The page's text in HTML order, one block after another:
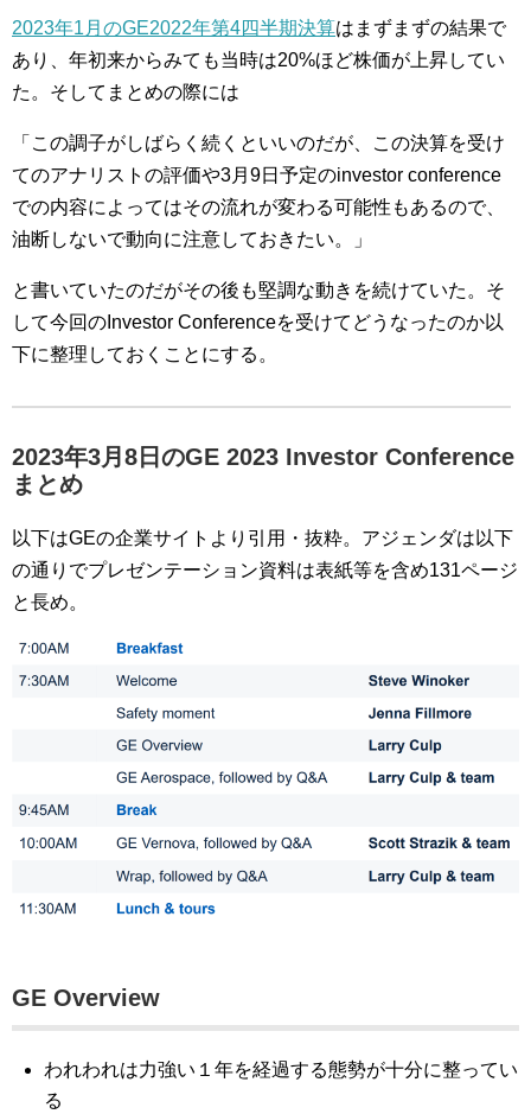
2023年1月のGE2022年第4四半期決算はまずまずの結果で
あり、年初来からみても当時は20%ほど株価が上昇してい
た。そしてまとめの際には
「この調子がしばらく続くといいのだが、この決算を受け
てのアナリストの評価や3月9日予定のinvestor conference
での内容によってはその流れが変わる可能性もあるので、
油断しないで動向に注意しておきたい。」
と書いていたのだがその後も堅調な動きを続けていた。そ
して今回のInvestor Conferenceを受けてどうなったのか以
下に整理しておくことにする。
2023年3月8日のGE 2023 Investor Conference
まとめ
以下はGEの企業サイトより引用・抜粋。アジェンダは以下
の通りでプレゼンテーション資料は表紙等を含め131ページ
と長め。
GE Overview
われわれは力強い１年を経過する態勢が十分に整ってい
る